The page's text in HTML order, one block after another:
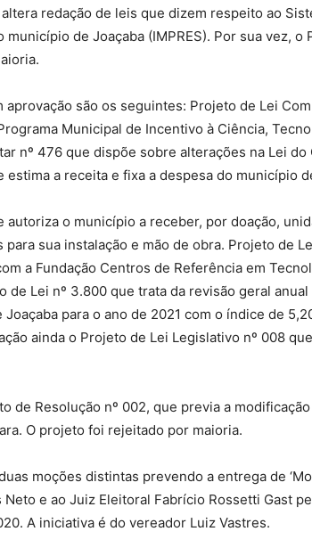
redação de leis que dizem respeito ao
de Joaçaba (IMPRES). Por sua vez, o
são os seguintes: Projeto de Lei
Municipal de Incentivo à Ciência,
nº 476 que dispõe sobre alterações na Lei
a receita e fixa a despesa do município
autoriza o município a receber, por doação,
sua instalação e mão de obra. Projeto de
a Fundação Centros de Referência em
de Lei nº 3.800 que trata da revisão geral anual
para o ano de 2021 com o índice de
ainda o Projeto de Lei Legislativo nº 008
de Resolução nº 002, que previa a
O projeto foi rejeitado por maioria.
moções distintas prevendo a entrega de
e ao Juiz Eleitoral Fabrício Rossetti Gast
A iniciativa é do vereador Luiz Vastres.